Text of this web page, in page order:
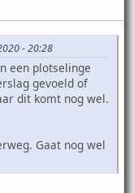
- 20:28
een plotselinge
gevoeld of
dit komt nog wel.
Gaat nog wel